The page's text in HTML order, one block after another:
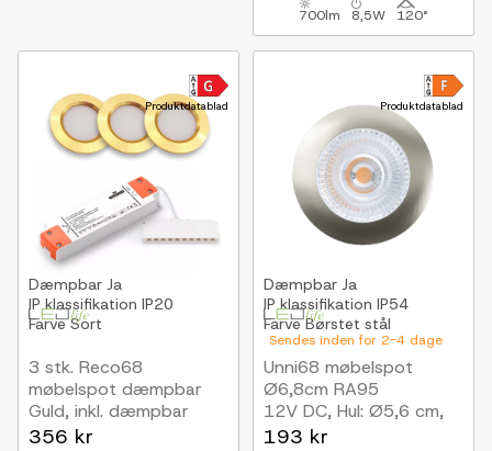
700lm 8,5W 120°
Produktdatablad
Dæmpbar Ja
IP klassifikation IP20
FarveSort
3 stk. Reco68
møbelspot dæmpbar
Guld, inkl. dæmpbar
strømforsyning
356 kr
Produktdatablad
Sendes inden for 2-4 dage
Dæmpbar Ja
IP klassifikation IP54
FarveBørstet stål
Unni68 møbelspot
Ø6,8cm RA95
12V DC, Hul: Ø5,6 cm,
Mål: Ø6,8 cm, Børstet
193 kr